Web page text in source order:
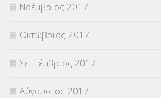
Νοέμβριος 2017
Οκτώβριος 2017
Σεπτέμβριος 2017
Αύγουστος 2017